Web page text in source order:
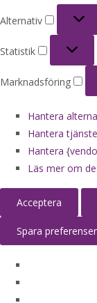
Alternativ
Statistik
Marknadsföring
Hantera
Hantera
Hantera
Läs mer om
Acceptera
Spara preferenser